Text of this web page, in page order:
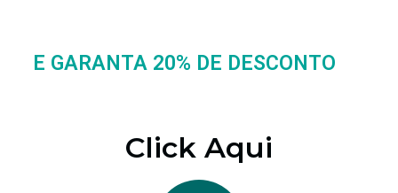
E GARANTA 20% DE DESCONTO
Click Aqui